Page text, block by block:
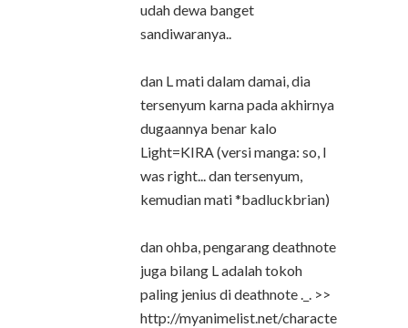
udah dewa banget
sandiwaranya..
dan L mati dalam damai, dia
tersenyum karna pada akhirnya
dugaannya benar kalo
Light=KIRA (versi manga: so, I
was right... dan tersenyum,
kemudian mati *badluckbrian)
dan ohba, pengarang deathnote
juga bilang L adalah tokoh
paling jenius di deathnote ._. >>
http://myanimelist.net/characte